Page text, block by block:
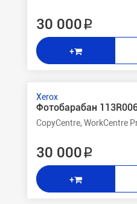
30 000 ₽
+
Xerox
Фотобарабан
CopyCentre, WorkCentre
30 000 ₽
+